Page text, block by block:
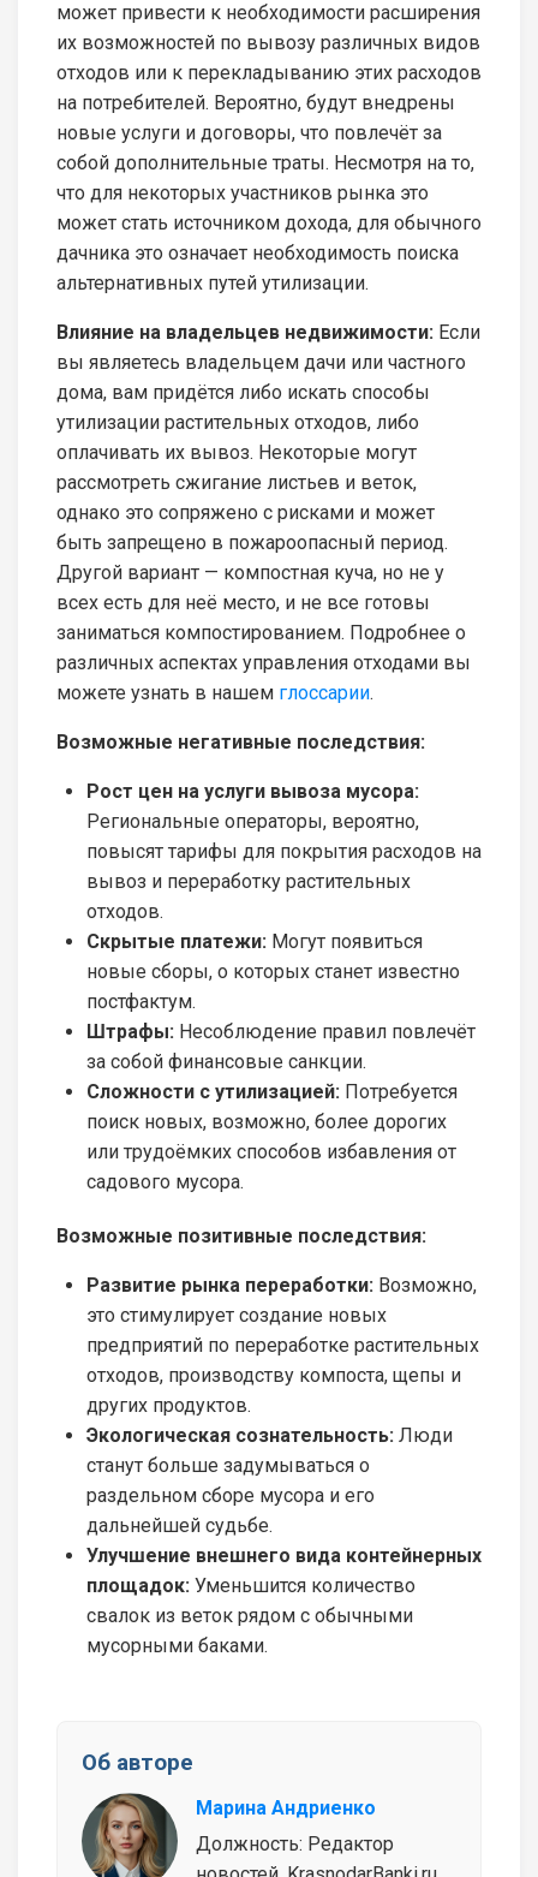
может привести к необходимости расширения
их возможностей по вывозу различных видов
отходов или к перекладыванию этих расходов
на потребителей. Вероятно, будут внедрены
новые услуги и договоры, что повлечёт за
собой дополнительные траты. Несмотря на то,
что для некоторых участников рынка это
может стать источником дохода, для обычного
дачника это означает необходимость поиска
альтернативных путей утилизации.
Влияние на владельцев недвижимости: Если
вы являетесь владельцем дачи или частного
дома, вам придётся либо искать способы
утилизации растительных отходов, либо
оплачивать их вывоз. Некоторые могут
рассмотреть сжигание листьев и веток,
однако это сопряжено с рисками и может
быть запрещено в пожароопасный период.
Другой вариант — компостная куча, но не у
всех есть для неё место, и не все готовы
заниматься компостированием. Подробнее о
различных аспектах управления отходами вы
можете узнать в нашем глоссарии.
Возможные негативные последствия:
Рост цен на услуги вывоза мусора:
Региональные операторы, вероятно,
повысят тарифы для покрытия расходов на
вывоз и переработку растительных
отходов.
Скрытые платежи: Могут появиться
новые сборы, о которых станет известно
постфактум.
Штрафы: Несоблюдение правил повлечёт
за собой финансовые санкции.
Сложности с утилизацией: Потребуется
поиск новых, возможно, более дорогих
или трудоёмких способов избавления от
садового мусора.
Возможные позитивные последствия:
Развитие рынка переработки: Возможно,
это стимулирует создание новых
предприятий по переработке растительных
отходов, производству компоста, щепы и
других продуктов.
Экологическая сознательность: Люди
станут больше задумываться о
раздельном сборе мусора и его
дальнейшей судьбе.
Улучшение внешнего вида контейнерных
площадок: Уменьшится количество
свалок из веток рядом с обычными
мусорными баками.
Об авторе
Марина Андриенко
Должность: Редактор